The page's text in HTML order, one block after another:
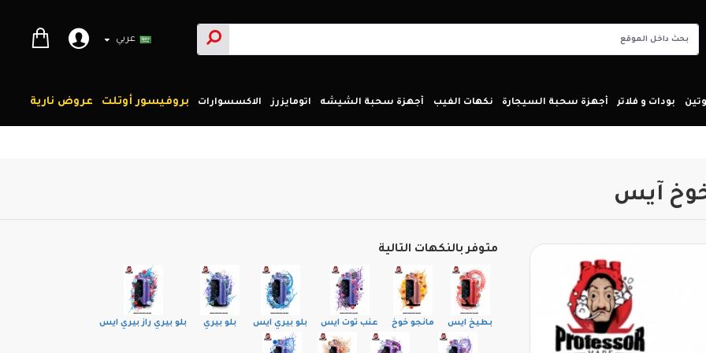
عربي
بودات و فلاتر أجهزة سحبة السيجارة نكهات الفيب أجهزة سحبة الشيشه اتومايزرز الاكسسوارات بروفيسور أوتلت عروض نارية
متوفر بالنكهات التالية
بطيخ ايس مانجو خوخ عنب توت ايس بلو بيري ايس بلو بيري بلو بيري راز بيري ايس